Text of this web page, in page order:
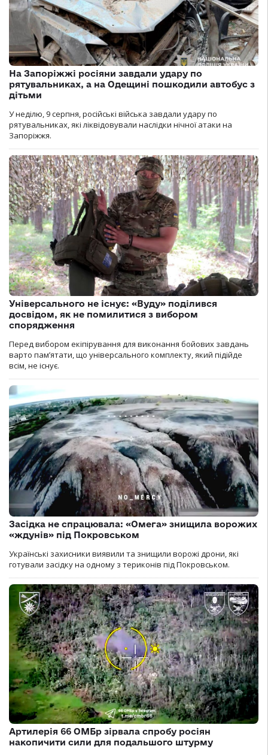
На Запоріжжі росіяни завдали удару по
рятувальниках, а на Одещині пошкодили автобус з
дітьми
У неділю, 9 серпня, російські війська завдали удару по
рятувальниках, які ліквідовували наслідки нічної атаки на
Запоріжжя.
Універсального не існує: «Вуду» поділився
досвідом, як не помилитися з вибором
спорядження
Перед вибором екіпірування для виконання бойових завдань
варто пам’ятати, що універсального комплекту, який підійде
всім, не існує.
Засідка не спрацювала: «Омега» знищила ворожих
«ждунів» під Покровськом
Українські захисники виявили та знищили ворожі дрони, які
готували засідку на одному з териконів під Покровськом.
Артилерія 66 ОМБр зірвала спробу росіян
накопичити сили для подальшого штурму